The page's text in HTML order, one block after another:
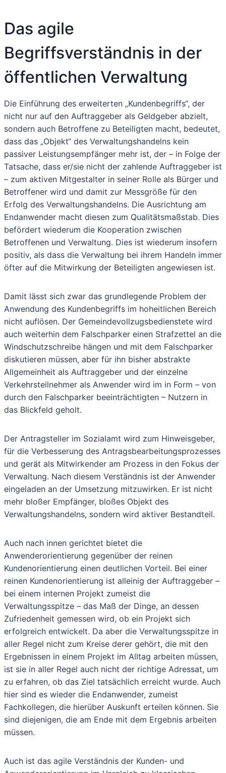
Das agile
Begriffsverständnis in der
öffentlichen Verwaltung
Die Einführung des erweiterten „Kundenbegriffs“, der
nicht nur auf den Auftraggeber als Geldgeber abzielt,
sondern auch Betroffene zu Beteiligten macht, bedeutet,
dass das „Objekt“ des Verwaltungshandelns kein
passiver Leistungsempfänger mehr ist, der – in Folge der
Tatsache, dass er/sie nicht der zahlende Auftraggeber ist
– zum aktiven Mitgestalter in seiner Rolle als Bürger und
Betroffener wird und damit zur Messgröße für den
Erfolg des Verwaltungshandelns. Die Ausrichtung am
Endanwender macht diesen zum Qualitätsmaßstab. Dies
befördert wiederum die Kooperation zwischen
Betroffenen und Verwaltung. Dies ist wiederum insofern
positiv, als dass die Verwaltung bei ihrem Handeln immer
öfter auf die Mitwirkung der Beteiligten angewiesen ist.
Damit lässt sich zwar das grundlegende Problem der
Anwendung des Kundenbegriffs im hoheitlichen Bereich
nicht auflösen. Der Gemeindevollzugsbedienstete wird
auch weiterhin dem Falschparker einen Strafzettel an die
Windschutzschreibe hängen und mit dem Falschparker
diskutieren müssen, aber für ihn bisher abstrakte
Allgemeinheit als Auftraggeber und der einzelne
Verkehrsteilnehmer als Anwender wird im in Form – von
durch den Falschparker beeinträchtigten – Nutzern in
das Blickfeld geholt.
Der Antragsteller im Sozialamt wird zum Hinweisgeber,
für die Verbesserung des Antragsbearbeitungsprozesses
und gerät als Mitwirkender am Prozess in den Fokus der
Verwaltung. Nach diesem Verständnis ist der Anwender
eingeladen an der Umsetzung mitzuwirken. Er ist nicht
mehr bloßer Empfänger, bloßes Objekt des
Verwaltungshandelns, sondern wird aktiver Bestandteil.
Auch nach innen gerichtet bietet die
Anwenderorientierung gegenüber der reinen
Kundenorientierung einen deutlichen Vorteil. Bei einer
reinen Kundenorientierung ist alleinig der Auftraggeber –
bei einem internen Projekt zumeist die
Verwaltungsspitze – das Maß der Dinge, an dessen
Zufriedenheit gemessen wird, ob ein Projekt sich
erfolgreich entwickelt. Da aber die Verwaltungsspitze in
aller Regel nicht zum Kreise derer gehört, die mit den
Ergebnissen in einem Projekt im Alltag arbeiten müssen,
ist sie in aller Regel auch nicht der richtige Adressat, um
zu erfahren, ob das Ziel tatsächlich erreicht wurde. Auch
hier sind es wieder die Endanwender, zumeist
Fachkollegen, die hierüber Auskunft erteilen können. Sie
sind diejenigen, die am Ende mit dem Ergebnis arbeiten
müssen.
Auch ist das agile Verständnis der Kunden- und